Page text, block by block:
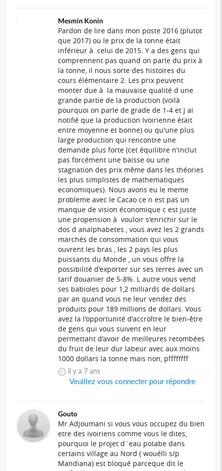
Mesmin Konin
Pardon de lire dans mon poste 2016 (plutot
que 2017) ou le prix de la tonne était
inférieur à celui de 2015. Y a des gens qui
comprennent pas quand on parle du prix à
la tonne, il nous sorte des histoires du
cours élémentaire 2. Les prix peuvent
monter due à la mauvaise qualité d une
grande partie de la production (voilà
pourquoi on parle de grade de 1-4 et j ai
notifié que la production Ivoirienne était
entre moyenne et bonne) ou qu'une plus
large production qui rencontre une
demande plus forte (cet équilibre n'inclut
pas forcément une baisse ou une
stagnation des prix même dans les théories
les plus simplistes de mathematiques
economiques). Nous avons eu le meme
probleme avec le Cacao ce n est pas un
manque de vision économique c est juste
une propension à vouloir s'enrichir sur le
dos d analphabetes , vous avez les 2 grands
marchés de consommation qui vous
ouvrent les bras , les 2 pays les plus
puissants du Monde , un vous offre la
possibilité d'exporter sur ses terres avec un
tarif douanier de 5-8%. L autre vous vend
ses babioles pour 1,2 milliards de dollars
par an quand vous ne leur vendez des
produits pour 189 millions de dollars. Vous
avez la l'opportunité d'accroître le bien-être
de gens qui vous suivent en leur
permettant d'avoir de meilleures retombées
du fruit de leur dur labeur avec aux moins
1000 dollars la tonne mais non, pffffffff
il y a 7 ans
Veuillez vous connecter pour répondre
Gouto
Mr Adjoumani si vous vous occupez du bien
etre des ivoiriens comme vous le dites,
pourquoi le projet d´eau potabe dans
certains village au Nord ( wouélli s/p
Mandiana) est bloqué parceque dit le